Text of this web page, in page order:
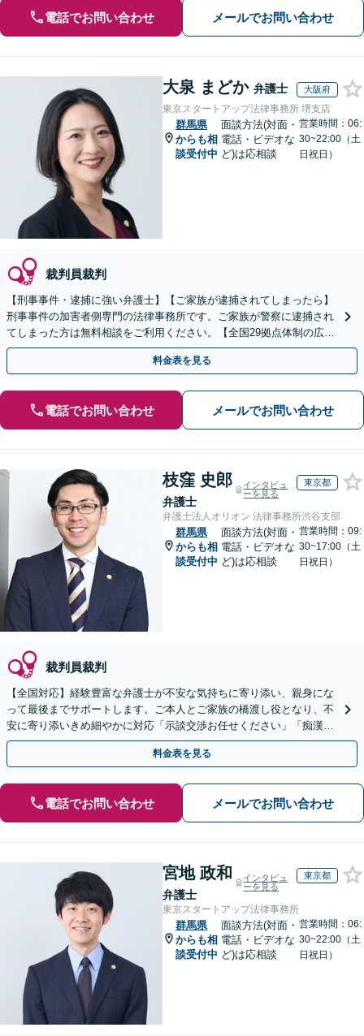
電話でお問い合わせ メールでお問い合わせ
大泉 まどか 弁護士 大阪府
東京スタートアップ法律事務所 堺支店
群馬県
からも相
談受付中
面談方法(対面・
電話・ビデオな
ど)は応相談
営業時間：06:
30~22:00（土
日祝日）
裁判員裁判
【刑事事件・逮捕に強い弁護士】【ご家族が逮捕されてしまったら】
刑事事件の加害者側専門の法律事務所です。ご家族が警察に逮捕され
てしまった方は無料相談をご利用ください。【全国29拠点体制の広域
対応】【弁護士待機中/当日中の電話相談可(予約制)】
料金表を見る
電話でお問い合わせ メールでお問い合わせ
枝窪 史郎
弁護士
インタビュ
ーを見る
東京都
弁護士法人オリオン 法律事務所渋谷支部
群馬県
からも相
談受付中
面談方法(対面・
電話・ビデオな
ど)は応相談
営業時間：09:
30~17:00（土
日祝日）
裁判員裁判
【全国対応】経験豊富な弁護士が不安な気持ちに寄り添い、親身にな
って最後までサポートします。ご本人とご家族の橋渡し役となり、不
安に寄り添いきめ細やかに対応「示談交渉お任せください」「痴漢／
盗撮／暴行・傷害／窃盗／薬物」【完全個室対応】
料金表を見る
電話でお問い合わせ メールでお問い合わせ
宮地 政和
弁護士
インタビュ
ーを見る
東京都
東京スタートアップ法律事務所
群馬県
からも相
談受付中
面談方法(対面・
電話・ビデオな
ど)は応相談
営業時間：06:
30~22:00（土
日祝日）